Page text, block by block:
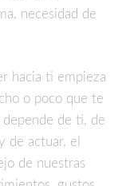
necesidad de
hacia ti empieza
o poco que te
de ti, de
de actuar, el
de nuestras